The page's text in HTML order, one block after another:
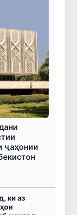
ҷаҳонии
ки аз